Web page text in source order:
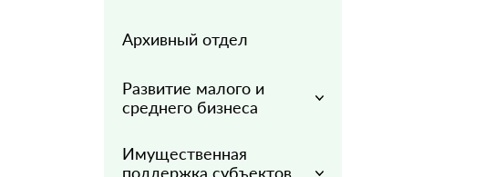
Архивный отдел
Развитие малого и
среднего бизнеса
Имущественная
поддержка субъектов